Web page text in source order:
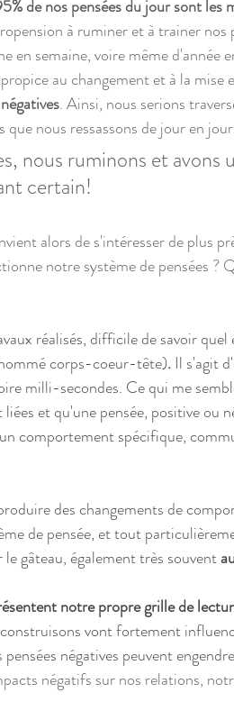
de nos pensées du jour sont les
à ruminer et à trainer
en semaine, voire même d'année
au changement et à la mise
. Ainsi, nous serions
que nous ressassons de jour en
nous ruminons et avons
certain!
alors de s'intéresser de plus
notre système de pensées ?
réalisés, difficile de savoir
corps-coeur-tête). Il s'agit
milli-secondes. Ce qui me
et qu'une pensée, positive ou
comportement spécifique,
des changements de
de pensée, et tout
le gâteau, également très souvent
notre propre grille de
vont fortement
négatives peuvent
négatifs sur nos relations,